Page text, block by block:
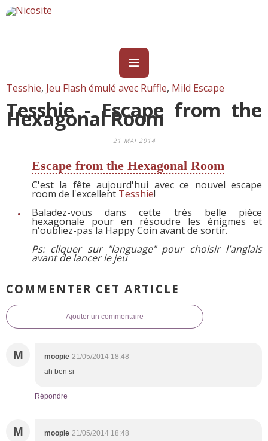
Tesshie, Jeu Flash émulé avec Ruffle, Mild Escape
Tesshie - Escape from the
Hexagonal Room
21 MAI 2014
Escape from the Hexagonal Room
C'est la fête aujourd'hui avec ce nouvel escape
room de l'excellent Tesshie!
Baladez-vous dans cette très belle pièce
hexagonale pour en résoudre les énigmes et
n'oubliez-pas la Happy Coin avant de sortir.
Ps: cliquer sur "language" pour choisir l'anglais
avant de lancer le jeu
COMMENTER CET ARTICLE
Ajouter un commentaire
M moopie 21/05/2014 18:48
ah ben si
Répondre
M moopie 21/05/2014 18:48